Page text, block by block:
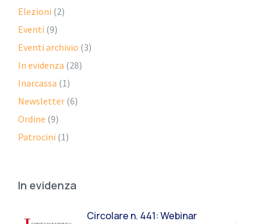
Elezioni (2)
Eventi (9)
Eventi archivio (3)
In evidenza (28)
Inarcassa (1)
Newsletter (6)
Ordine (9)
Patrocini (1)
In evidenza
Circolare n. 441: Webinar